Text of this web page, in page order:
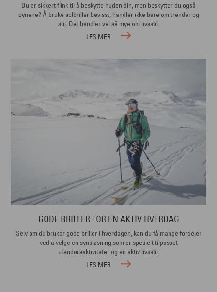
Du er sikkert flink til å beskytte huden din, men beskytter du også
øynene? Å bruke solbriller bevisst, handler ikke bare om trender og
stil. Det handler vel så mye om livsstil.
LES MER
GODE BRILLER FOR EN AKTIV HVERDAG
Selv om du bruker gode briller i hverdagen, kan du få mange fordeler
ved å velge en synsløsning som er spesielt tilpasset
utendørsaktiviteter og en aktiv livsstil.
LES MER